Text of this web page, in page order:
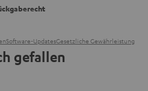
Software-UpdatesGesetzliche Gewährleistung
gefallen